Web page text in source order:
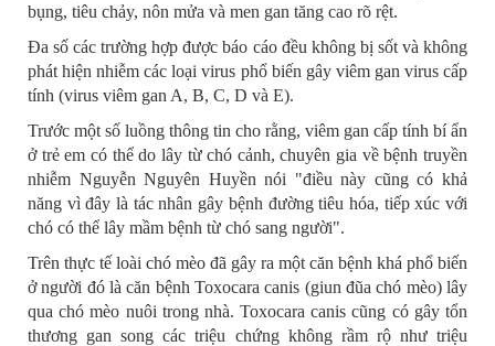
bụng, tiêu chảy, nôn mửa và men gan tăng cao rõ rệt.
Đa số các trường hợp được báo cáo đều không bị sốt và không
phát hiện nhiễm các loại virus phổ biến gây viêm gan virus cấp
tính (virus viêm gan A, B, C, D và E).
Trước một số luồng thông tin cho rằng, viêm gan cấp tính bí ẩn
ở trẻ em có thể do lây từ chó cảnh, chuyên gia về bệnh truyền
nhiễm Nguyễn Nguyên Huyền nói "điều này cũng có khả
năng vì đây là tác nhân gây bệnh đường tiêu hóa, tiếp xúc với
chó có thể lây mầm bệnh từ chó sang người".
Trên thực tế loài chó mèo đã gây ra một căn bệnh khá phổ biến
ở người đó là căn bệnh Toxocara canis (giun đũa chó mèo) lây
qua chó mèo nuôi trong nhà. Toxocara canis cũng có gây tổn
thương gan song các triệu chứng không rầm rộ như triệu